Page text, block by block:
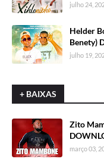
julho 24,
Helder
Benety)
julho 19,
+ BAIXAS
Zito
março 03,